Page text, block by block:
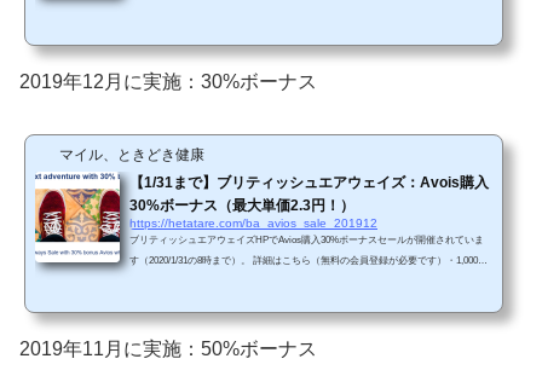
得ですね。・2020年３月23日午前9時まで・200,000 Aviosまで購入可能（50%ボーナ
スを含めると、合計300,000 Aviosまで）・購入後すぐに利用可能（ただし、最大5営
2019年12月に実施：30%ボーナス
マイル、ときどき健康
【1/31まで】ブリティッシュエアウェイズ：Avois購入
30%ボーナス（最大単価2.3円！）
https://hetatare.com/ba_avios_sale_201912
ブリティッシュエアウェイズHPでAvios購入30%ボーナスセールが開催されていま
す（2020/1/31の8時まで）。 詳細はこちら（無料の会員登録が必要です）・1,000Avi
それほどお得ではありません。過去にも45%-50%ボーナスセールを定期的に実施し
ていますので、直近で必要性がない場合は、次回のセールを待った方がいいと思い
2019年11月に実施：50%ボーナス